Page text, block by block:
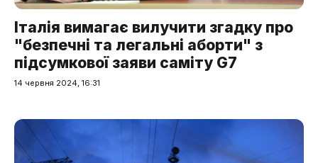
Італія вимагає вилучити згадку про
"безпечні та легальні аборти" з
підсумкової заяви саміту G7
14 червня 2024, 16:31